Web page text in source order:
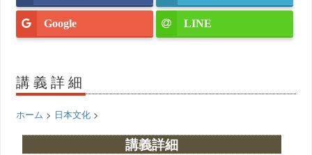
Google LINE
講義詳細
ホーム > 日本文化 >
講義詳細